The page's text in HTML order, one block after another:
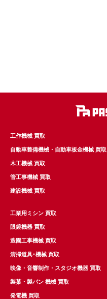
工作機械 買取
自動車整備機械・自動車板金機械 買取
木工機械 買取
管工事機械 買取
建設機械 買取
工業用ミシン 買取
眼鏡機器 買取
造園工事機械 買取
清掃道具･機械 買取
映像・音響制作・スタジオ機器 買取
製菓・製パン 機械 買取
発電機 買取